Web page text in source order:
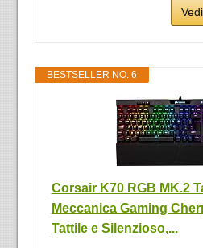
BESTSELLER NO. 6
Corsair K70 RGB MK.2
Meccanica Gaming
Tattile e Silenzioso,...